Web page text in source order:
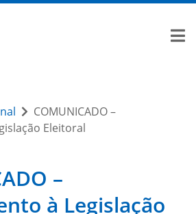
COMUNICADO –
Eleitoral
–
à Legislação